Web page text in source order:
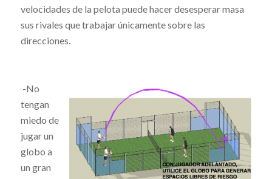
velocidades de la pelota puede hacer desesperar masa
sus rivales que trabajar únicamente sobre las
direcciones.
-No
tengan
miedo de
jugar un
globo a
un gran